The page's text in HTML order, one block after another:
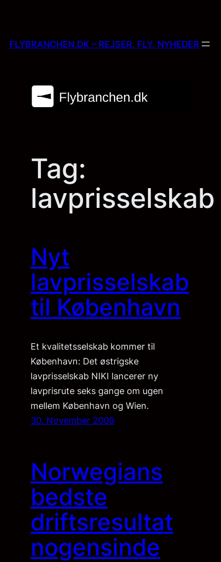
content
FLYBRANCHEN.DK – REJSER, FLY, NYHEDER
Tag:
lavprisselskab
Nyt
lavprisselskab
til København
Et kvalitetsselskab kommer til
København: Det østrigske
lavprisselskab NIKI lancerer ny
lavprisrute seks gange om ugen
mellem København og Wien.
30. November 2009
Norwegians
bedste
driftsresultat
nogensinde